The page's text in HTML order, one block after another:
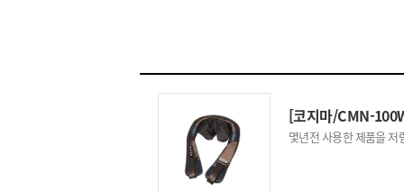
[코지마/CMN-